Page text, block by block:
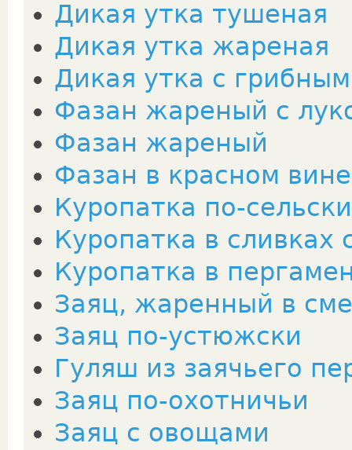
Дикая утка тушеная
Дикая утка жареная
Дикая утка с
Фазан жареный с
Фазан жареный
Фазан в красном
Куропатка по-сельски
Куропатка в сливках
Куропатка в
Заяц, жаренный в
Заяц по-устюжски
Гуляш из заячьего
Заяц по-охотничьи
Заяц с овощами